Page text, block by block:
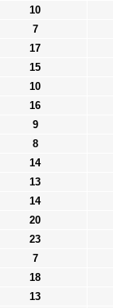
10
7
17
15
10
16
9
8
14
13
14
20
23
7
18
13